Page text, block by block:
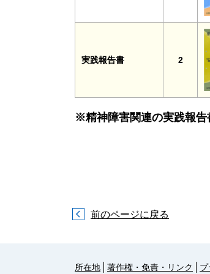
実践報告書 2
※精神障害関連の実践報告
前のページに戻る
所在地 著作権・免責・リンク